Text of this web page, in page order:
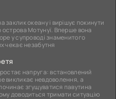
заклик океану і вирішує покинути
острова Мотунуї. Вперше вона
у супроводі знаменитого
чекає незабутня
напруга: встановлений
викликає невдоволення, а
згущуватися павутина
доводиться тримати ситуацію